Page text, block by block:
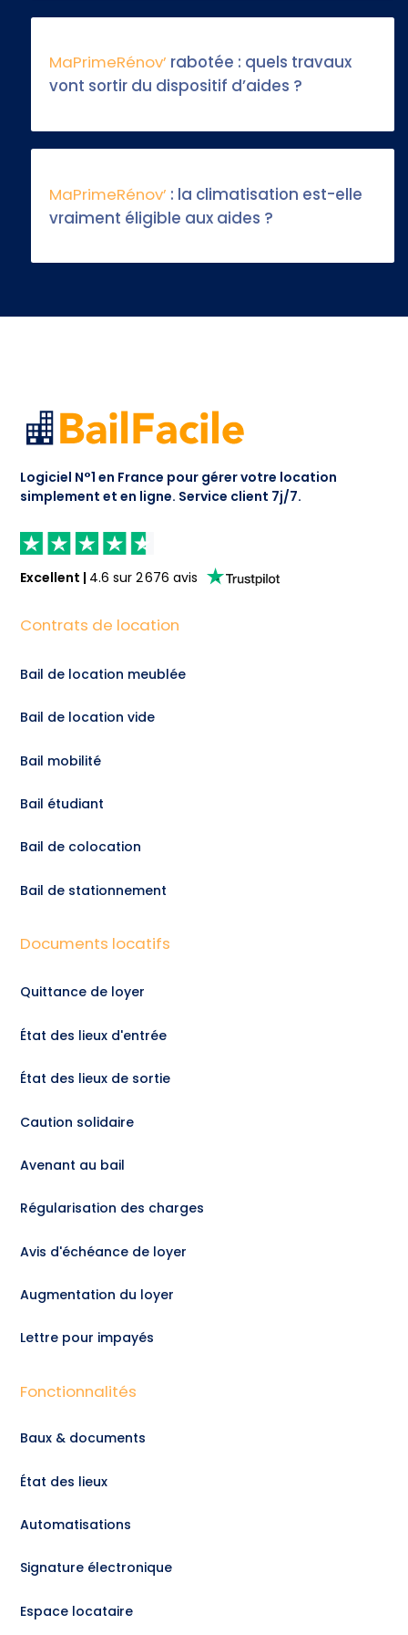
MaPrimeRénov’ rabotée : quels travaux
vont sortir du dispositif d’aides ?
MaPrimeRénov’ : la climatisation est-elle
vraiment éligible aux aides ?
Logiciel N°1 en France pour gérer votre location
simplement et en ligne. Service client 7j/7.
Excellent | 4.6 sur2 676 avis
Contrats de location
Bail de location meublée
Bail de location vide
Bail mobilité
Bail étudiant
Bail de colocation
Bail de stationnement
Documents locatifs
Quittance de loyer
État des lieux d'entrée
État des lieux de sortie
Caution solidaire
Avenant au bail
Régularisation des charges
Avis d'échéance de loyer
Augmentation du loyer
Lettre pour impayés
Fonctionnalités
Baux & documents
État des lieux
Automatisations
Signature électronique
Espace locataire